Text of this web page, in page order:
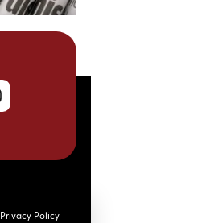
Privacy Policy